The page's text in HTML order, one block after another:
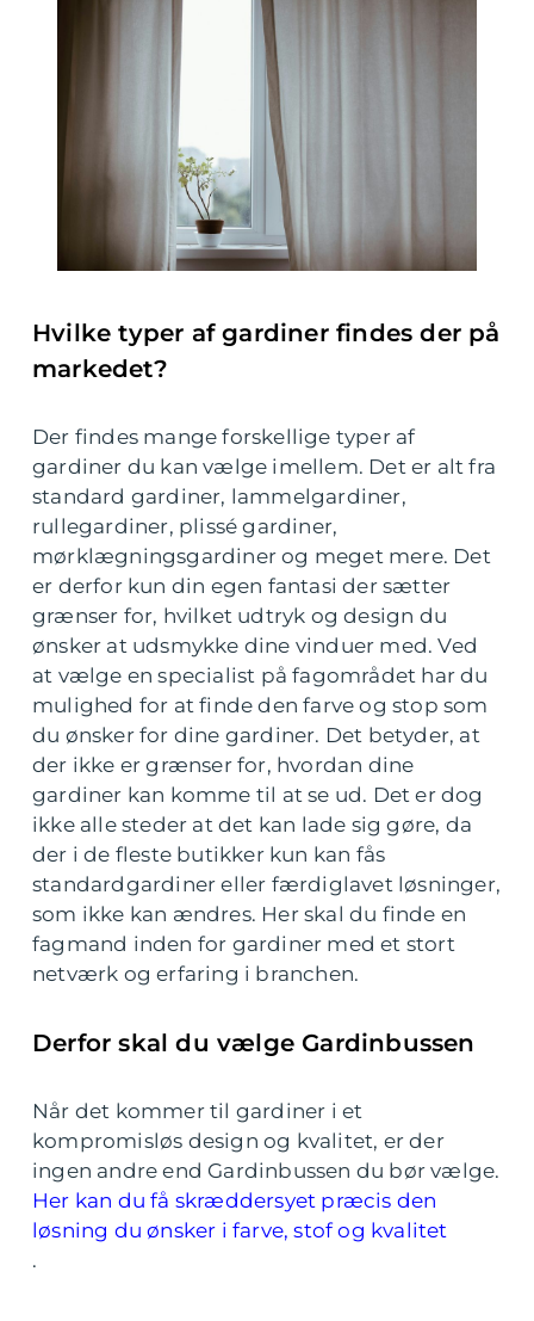
Hvilke typer af gardiner findes der på
markedet?
Der findes mange forskellige typer af
gardiner du kan vælge imellem. Det er alt fra
standard gardiner, lammelgardiner,
rullegardiner, plissé gardiner,
mørklægningsgardiner og meget mere. Det
er derfor kun din egen fantasi der sætter
grænser for, hvilket udtryk og design du
ønsker at udsmykke dine vinduer med. Ved
at vælge en specialist på fagområdet har du
mulighed for at finde den farve og stop som
du ønsker for dine gardiner. Det betyder, at
der ikke er grænser for, hvordan dine
gardiner kan komme til at se ud. Det er dog
ikke alle steder at det kan lade sig gøre, da
der i de fleste butikker kun kan fås
standardgardiner eller færdiglavet løsninger,
som ikke kan ændres. Her skal du finde en
fagmand inden for gardiner med et stort
netværk og erfaring i branchen.
Derfor skal du vælge Gardinbussen
Når det kommer til gardiner i et
kompromisløs design og kvalitet, er der
ingen andre end Gardinbussen du bør vælge.
Her kan du få skræddersyet præcis den
løsning du ønsker i farve, stof og kvalitet
.